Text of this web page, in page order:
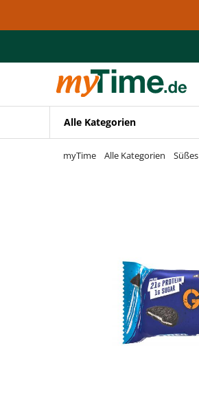
Zur Navigation springen
Alle Kategorien
myTime Alle Kategorien